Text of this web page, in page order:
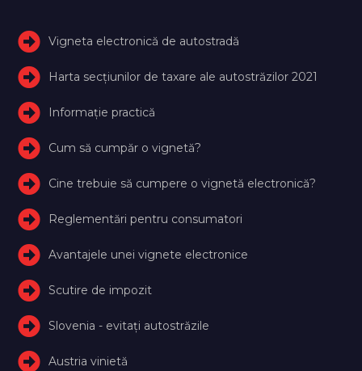
Vigneta electronică de autostradă
Harta secțiunilor de taxare ale autostrăzilor 2021
Informație practică
Cum să cumpăr o vignetă?
Cine trebuie să cumpere o vignetă electronică?
Reglementări pentru consumatori
Avantajele unei vignete electronice
Scutire de impozit
Slovenia - evitați autostrăzile
Austria vinietă